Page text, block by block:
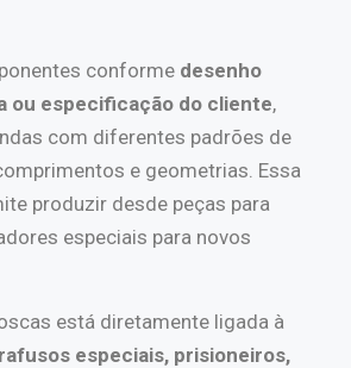
conforme desenho
ou especificação do cliente,
com diferentes padrões de
e geometrias. Essa
produzir desde peças para
especiais para novos
está diretamente ligada à
especiais, prisioneiros,